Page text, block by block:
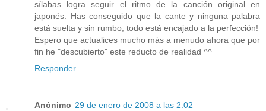
sílabas logra seguir el ritmo de la canción original en
japonés. Has conseguido que la cante y ninguna palabra
está suelta y sin rumbo, todo está encajado a la perfección!
Espero que actualices mucho más a menudo ahora que por
fin he "descubierto" este reducto de realidad ^^
Responder
Anónimo 29 de enero de 2008 a las 2:02